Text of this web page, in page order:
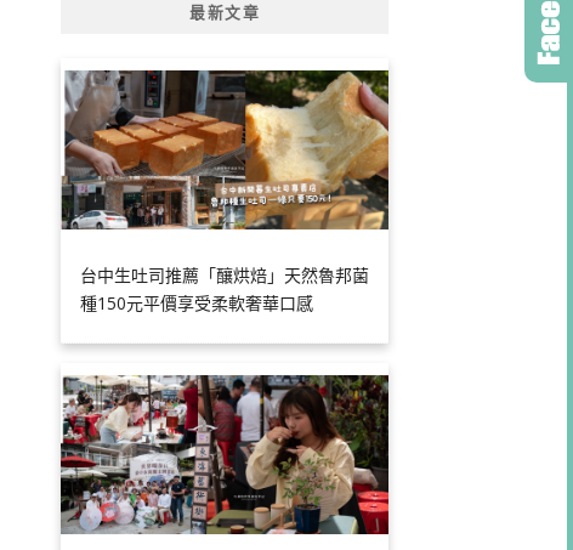
最新文章
台中生吐司推薦「釀烘焙」天然魯邦菌
種150元平價享受柔軟奢華口感